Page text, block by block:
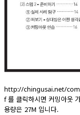
http://chingusai.net/
f를 클릭하시면 커밍아웃
용량은 27M 입니다.